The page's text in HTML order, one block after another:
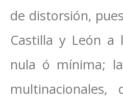
de distorsión,
Castilla y León a
nula ó mínima;